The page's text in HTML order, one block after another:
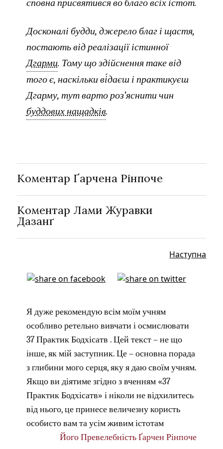
сповна присвятився во благо всіх істот.
Досконалі будди, джерело благ і щастя,
постають від реалізації істинної
Дгарми. Тому що здійснення таке від
того є, наскільки ві́даєш і практикуєш
Дгарму, тут варто роз’яснити чин
буддових нащадків.
Коментар Ґарчена Рінпоче
Коментар Лами Журавки
Дазанґ
Наступна
Я дуже рекомендую всім моїм учням
особливо ретельно вивчати і осмислювати
37 Практик Бодхісатв . Цей текст – не що
інше, як мій заступник. Це – основна порада
з глибини мого серця, яку я даю своїм учням.
Якщо ви діятиме згідно з вченням «37
Практик Бодхісатв» і ніколи не відхилитесь
від нього, це принесе величезну користь
особисто вам та усім живим істотам
Його Превелебність Ґарчен Рінпоче